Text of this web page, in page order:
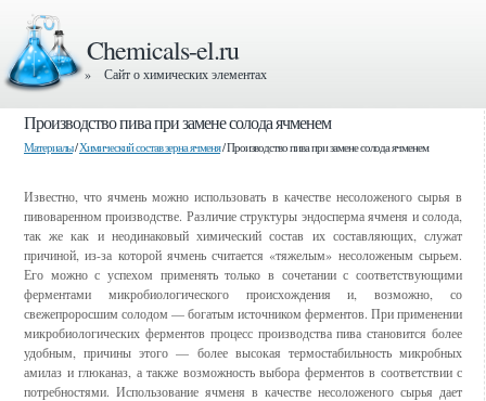
Chemicals-el.ru
» Сайт о химических элементах
Производство пива при замене солода ячменем
Материалы/Химический состав зерна ячменя/ Производство пива при замене солода ячменем
Известно, что ячмень можно использовать в качестве несоложеного сырья в
пивоваренном производстве. Различие структуры эндосперма ячменя и солода,
так же как и неодинаковый химический состав их составляющих, служат
причиной, из-за которой ячмень считается «тяжелым» несоложеным сырьем.
Его можно с успехом применять только в сочетании с соответствующими
ферментами микробиологического происхождения и, возможно, со
свежепроросшим солодом — богатым источником ферментов. При применении
микробиологических ферментов процесс производства пива становится более
удобным, причины этого — более высокая термостабильность микробных
амилаз и глюканаз, а также возможность выбора ферментов в соответствии с
потребностями. Использование ячменя в качестве несоложеного сырья дает